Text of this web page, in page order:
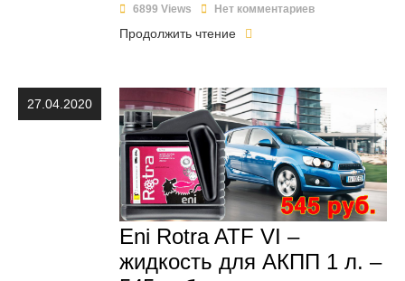
6899 Views Нет комментариев
Продолжить чтение
27.04.2020
Eni Rotra ATF VI –
жидкость для АКПП 1 л. –